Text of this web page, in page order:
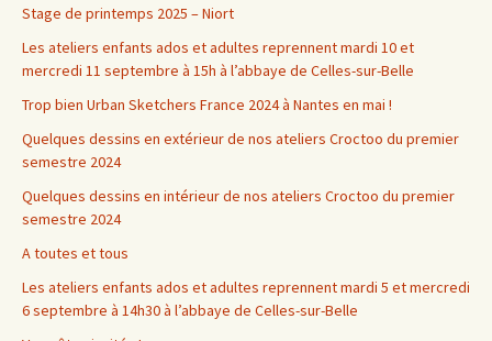
Stage de printemps 2025 – Niort
Les ateliers enfants ados et adultes reprennent mardi 10 et
mercredi 11 septembre à 15h à l’abbaye de Celles-sur-Belle
Trop bien Urban Sketchers France 2024 à Nantes en mai !
Quelques dessins en extérieur de nos ateliers Croctoo du premier
semestre 2024
Quelques dessins en intérieur de nos ateliers Croctoo du premier
semestre 2024
A toutes et tous
Les ateliers enfants ados et adultes reprennent mardi 5 et mercredi
6 septembre à 14h30 à l’abbaye de Celles-sur-Belle